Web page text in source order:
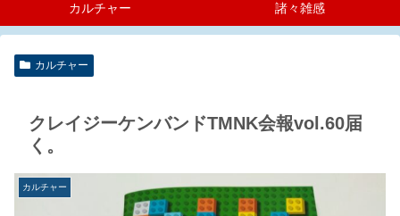
カルチャー 諸々雑感
カルチャー
クレイジーケンバンドTMNK会報vol.60届
く。
カルチャー